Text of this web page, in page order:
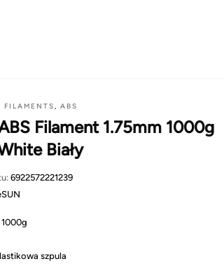
FILAMENTS, ABS
Filament 1.75mm 1000g
Biały
6922572221239
1000g
szpula